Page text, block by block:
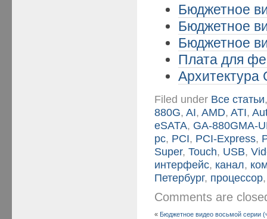
Бюджетное
Бюджетное
Бюджетное
Плата для
Архитектура
Filed under Все статьи
880G,AI,AMD,ATI,
eSATA, GA-880GMA-
pc, PCI, PCI-Express,
Super,Touch, USB,
интерфейс, канал,
Петербург, процессор
Comments are
« Бюджетное видео восьмой серии